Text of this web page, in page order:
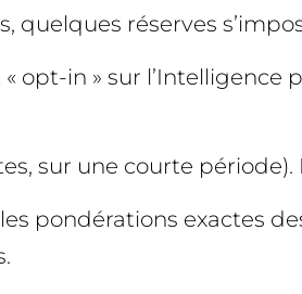
quelques réserves
in » sur l’Intelligence
sur une courte période).
pondérations exactes